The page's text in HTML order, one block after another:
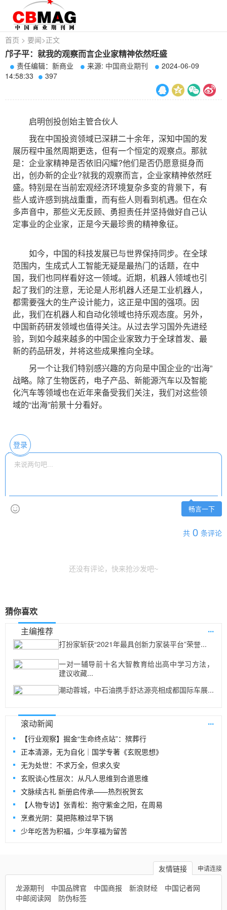
首页 > 要闻>正文
邝子平：就我的观察而言企业家精神依然旺盛
责任编辑：新商业 来源: 中国商业期刊
2024-06-09
14:58:33
397
启明创投创始主管合伙人
我在中国投资领域已深耕二十余年，深知中国的发
展历程中虽然周期更迭，但有一个恒定的观察点。那就
是：企业家精神是否依旧闪耀?他们是否仍愿意挺身而
出，创办新的企业?就我的观察而言，企业家精神依然旺
盛。特别是在当前宏观经济环境复杂多变的背景下，有
些人或许感到挑战重重，而有些人则看到机遇。但在众
多声音中，那些义无反顾、勇担责任并坚持做好自己认
定事业的企业家，正是今天最珍贵的精神象征。
如今，中国的科技发展已与世界保持同步。在全球
范围内，生成式人工智能无疑是最热门的话题，在中
国，我们也同样看好这一领域。近期，机器人领域也引
起了我们的注意，无论是人形机器人还是工业机器人，
都需要强大的生产设计能力，这正是中国的强项。因
此，我们在机器人和自动化领域也持乐观态度。另外，
中国新药研发领域也值得关注。从过去学习国外先进经
验，到如今越来越多的中国企业家致力于全球首发、最
新的药品研发，并将这些成果推向全球。
另一个让我们特别感兴趣的方向是中国企业的“出海”
战略。除了生物医药，电子产品、新能源汽车以及智能
化汽车等领域也在近年来备受我们关注，我们对这些领
域的“出海”前景十分看好。
登录
畅言一下
共 0 条评论
还没有评论，快来抢沙发吧~
猜你喜欢
主编推荐
...
打扮家斩获“2021年最具创新力家装平台”荣誉...
一对一辅导前十名大智教育给出高中学习方法，
建议收藏...
潮动蓉城，中石油携手舒达源亮相成都国际车展...
滚动新闻 ...
【行业观察】掘金“生命终点站”：殡葬行
正本清源，无为自化｜国学专著《玄贶思想》
无为处世：不求万全，但求久安
玄贶谈心性层次：从凡人思维到合道思维
文脉续古礼 新册启传承——热烈祝贺玄
【人物专访】张青松：抱守紫金之阳，在周易
烹煮光阴：莫把陈粮过早下锅
少年吃苦为积福，少年享福为留苦
申请连接
友情链接
龙源期刊
中国品牌官 中国商报 新浪财经
中国记者网
中邮阅读网
防伪标签